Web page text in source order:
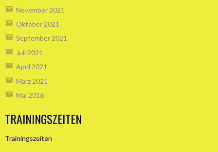
November 2021
Oktober 2021
September 2021
Juli 2021
April 2021
März 2021
Mai 2016
TRAININGSZEITEN
Trainingszeiten